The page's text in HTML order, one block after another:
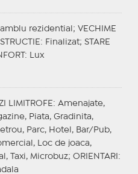
rezidential; VECHIME
: Finalizat; STARE
: Lux
LIMITROFE : Amenajate,
Piata, Gradinita,
Parc, Hotel, Bar/Pub,
Loc de joaca,
Taxi, Microbuz; ORIENTARI :